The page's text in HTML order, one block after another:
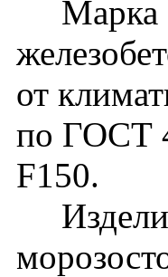
Марка
от
по ГОСТ
F150.